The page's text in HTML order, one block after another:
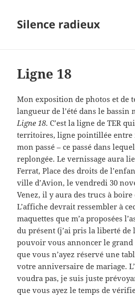
Silence radieux
Ligne 18
Mon exposition de photos et de
langueur de l’été dans le
Ligne 18. C’est la ligne de TER
territoires, ligne pointillée entre
mon passé – ce passé dans
replongée. Le vernissage aura
Ferrat, Place des droits de
ville d’Avion, le vendredi 30
Venez, il y aura des trucs à boire
L’affiche devrait ressembler à
maquettes que m’a proposées
du présent (j’ai pris la liberté de
pouvoir vous annoncer le grand
que vous n’ayez réservé une
votre anniversaire de mariage.
voudra pas, je suis juste
que vous ayez le temps de